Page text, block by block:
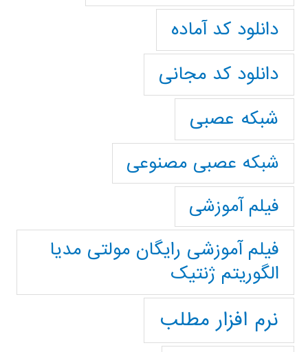
دانلود کد آماده
دانلود کد مجانی
شبکه عصبی
شبکه عصبی مصنوعی
فیلم آموزشی
فیلم آموزشی رایگان مولتی مدیا
الگوریتم ژنتیک
نرم افزار مطلب